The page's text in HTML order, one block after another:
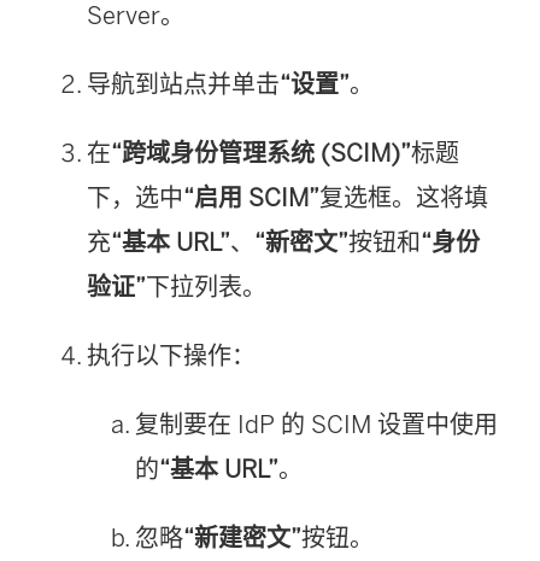
Server。
导航到站点并单击“设置”。
在“跨域身份管理系统 (SCIM)”标题
下，选中“启用 SCIM”复选框。这将填
充“基本 URL”、 “新密文”按钮和“身份
验证”下拉列表。
执行以下操作：
复制要在 IdP 的 SCIM 设置中使用
的“基本 URL”。
忽略“新建密文”按钮。